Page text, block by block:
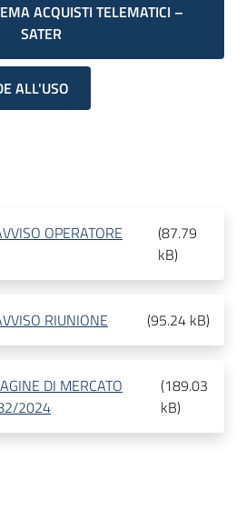
ACQUISTI TELEMATICI –
SATER
ALL'USO
OPERATORE
(87.79
kB)
RIUNIONE (95.24 kB)
DI MERCATO
2024
(189.03
kB)